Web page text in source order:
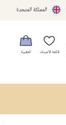
المملكة المتحدة
قائمة الأمنيات الحقيبة